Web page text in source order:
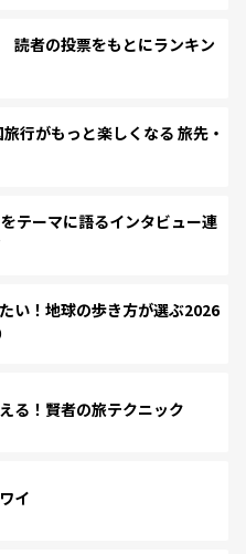
読者の投票をもとにランキン
行がもっと楽しくなる 旅先・
テーマに語るインタビュー連
い！地球の歩き方が選ぶ2026
る！賢者の旅テクニック
イ